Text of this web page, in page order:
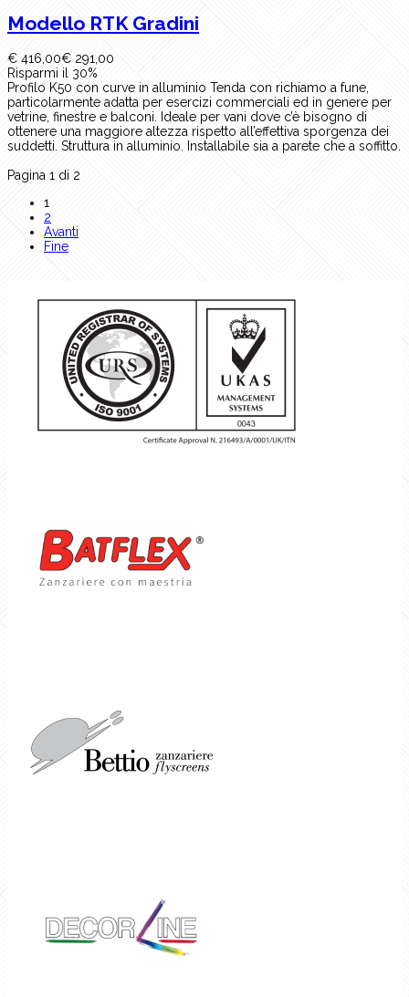
Modello RTK Gradini
€ 416,00€ 291,00
Risparmi il 30%
Profilo K50 con curve in alluminio Tenda con richiamo a fune,
particolarmente adatta per esercizi commerciali ed in genere per
vetrine, finestre e balconi. Ideale per vani dove c’è bisogno di
ottenere una maggiore altezza rispetto all’effettiva sporgenza dei
suddetti. Struttura in alluminio. Installabile sia a parete che a soffitto.
Pagina 1 di 2
1
2
Avanti
Fine